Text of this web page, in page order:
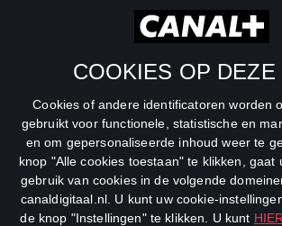
COOKIES OP DEZE
Cookies of andere identificatoren worden
gebruikt voor functionele, statistische en
en om gepersonaliseerde inhoud weer te
knop "Alle cookies toestaan" te klikken, gaat
gebruik van cookies in de volgende
canaldigitaal.nl. U kunt uw cookie-
de knop "Instellingen" te klikken. U kunt HIER
RTL Z
SBS6
Veronica
DreamWorks